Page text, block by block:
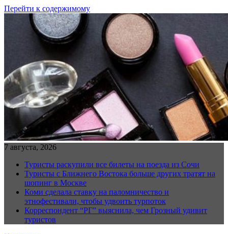
Перейти к содержимому
7 августа, 2026
Туристы раскупили все билеты на поезда из Сочи
Туристы с Ближнего Востока больше других тратят на
шопинг в Москве
Коми сделала ставку на паломничество и
этнофестивали, чтобы удвоить турпоток
Корреспондент “РГ” выяснила, чем Грозный удивит
туристов